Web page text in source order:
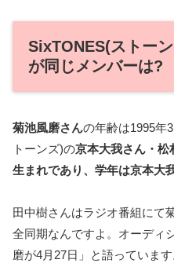
SixTONES(ストー
が同じメンバーは?
菊池風磨さんの年齢は1995年
トーンズ)の京本大我さん・松
生まれであり、学年は京本大
田中樹さんはラジオ番組にて
全同期なんですよ。オーディ
磨が4月27日」と語っています